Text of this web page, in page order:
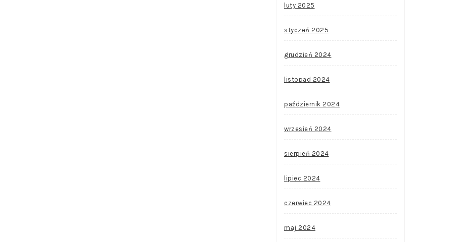
luty 2025
styczeń 2025
grudzień 2024
listopad 2024
październik 2024
wrzesień 2024
sierpień 2024
lipiec 2024
czerwiec 2024
maj 2024